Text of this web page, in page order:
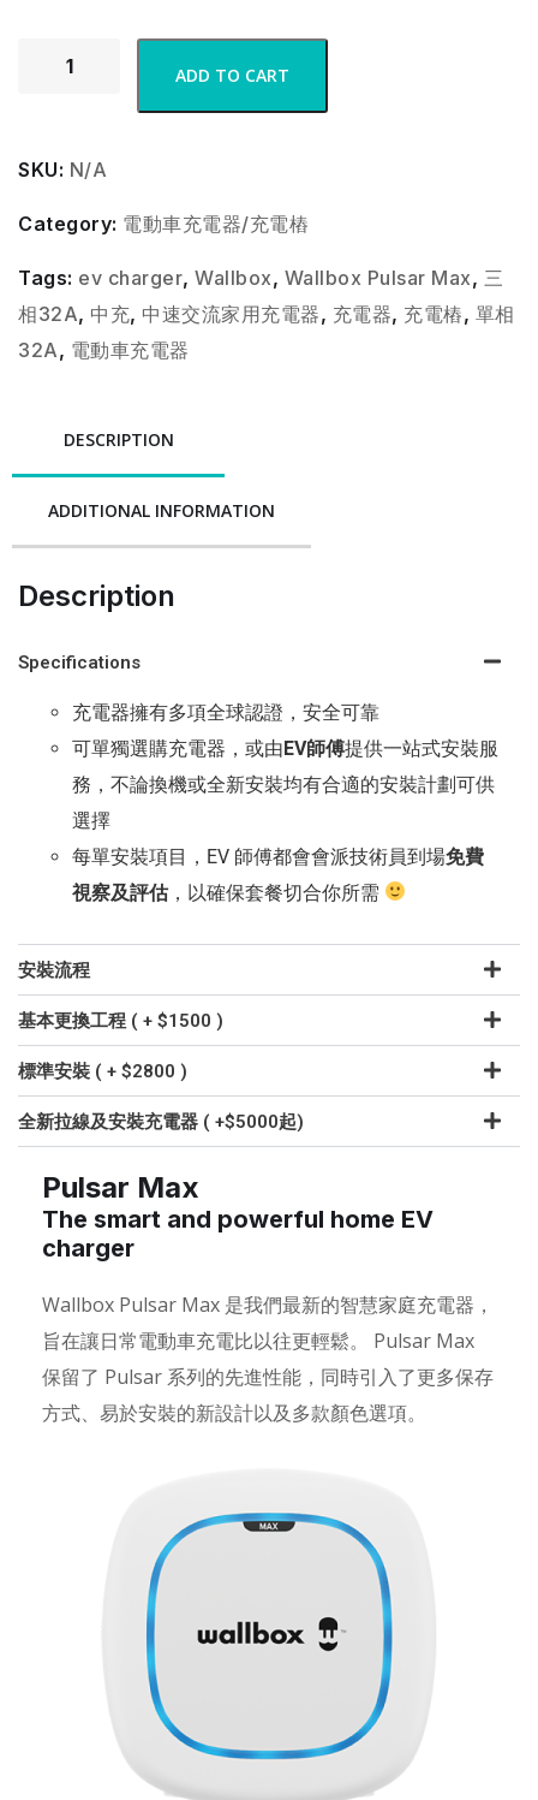
ADD TO CART
SKU: N/A
Category: 電動車充電器/充電樁
Tags: ev charger, Wallbox, Wallbox Pulsar Max, 三
相32A, 中充, 中速交流家用充電器, 充電器, 充電樁, 單相
32A, 電動車充電器
DESCRIPTION
ADDITIONAL INFORMATION
Description
Specifications
充電器擁有多項全球認證，安全可靠
可單獨選購充電器，或由EV師傅提供一站式安裝服
務，不論換機或全新安裝均有合適的安裝計劃可供
選擇
每單安裝項目，EV 師傅都會會派技術員到場免費
視察及評估，以確保套餐切合你所需
安裝流程
基本更換工程 ( + $1500 )
標準安裝 ( + $2800 )
全新拉線及安裝充電器 ( +$5000起)
Pulsar Max
The smart and powerful home EV
charger
Wallbox Pulsar Max 是我們最新的智慧家庭充電器，
旨在讓日常電動車充電比以往更輕鬆。 Pulsar Max
保留了 Pulsar 系列的先進性能，同時引入了更多保存
方式、易於安裝的新設計以及多款顏色選項。